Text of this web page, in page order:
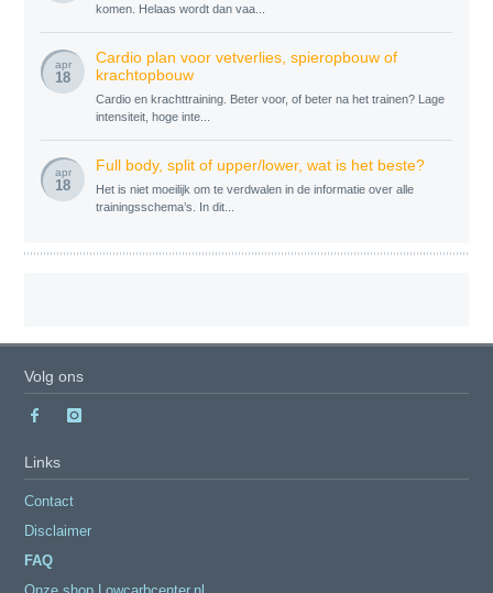
komen. Helaas wordt dan vaa...
apr
18
Cardio plan voor vetverlies, spieropbouw of
krachtopbouw
Cardio en krachttraining. Beter voor, of beter na het trainen? Lage
intensiteit, hoge inte...
apr
18
Full body, split of upper/lower, wat is het beste?
Het is niet moeilijk om te verdwalen in de informatie over alle
trainingsschema’s. In dit...
Volg ons
Links
Contact
Disclaimer
FAQ